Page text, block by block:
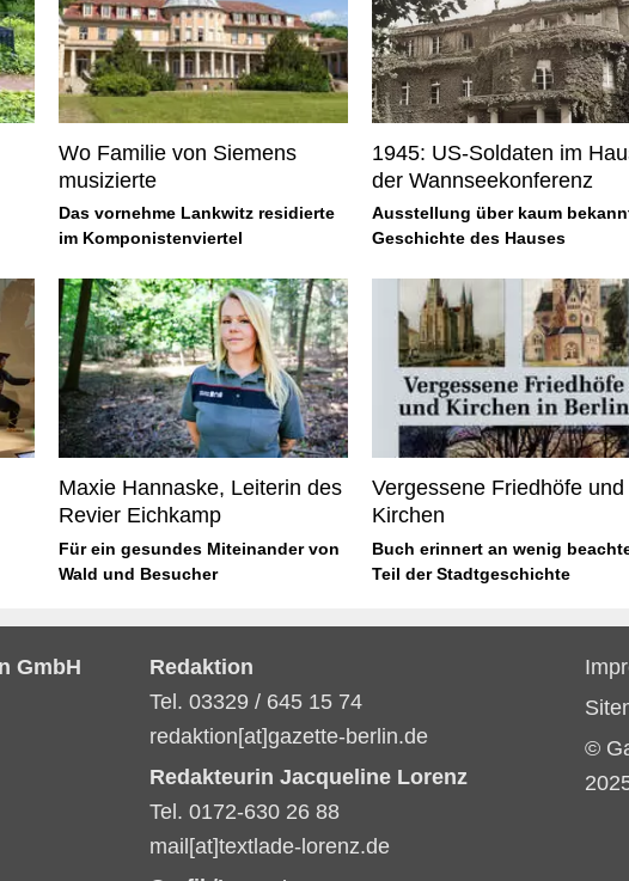
Wo Familie von Siemens
musizierte
Das vornehme Lankwitz residierte
im Komponistenviertel
1945: US-Soldaten im
der Wannseekonferenz
Ausstellung über kaum
Geschichte des Hauses
Maxie Hannaske, Leiterin des
Revier Eichkamp
Für ein gesundes Miteinander von
Wald und Besucher
Vergessene Friedhöfe und
Kirchen
Buch erinnert an wenig
Teil der Stadtgeschichte
GmbH
Redaktion
Tel. 03329 / 645 15 74
redaktion[at]gazette-berlin.de
Redakteurin Jacqueline Lorenz
Tel. 0172-630 26 88
mail[at]textlade-lorenz.de
©